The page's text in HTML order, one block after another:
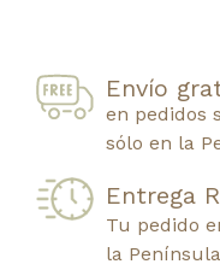
Envío
en pedidos
sólo en la
Entrega
Tu pedido
la Península